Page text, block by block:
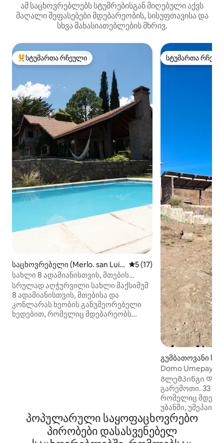
ამ საცხოვრებლებს სტუმრებისგან მიღებული აქვს
მაღალი შეფასებები მდებარეობის, სისუფთავისა და
სხვა მახასიათებლების მხრივ.
სტუმართა რჩეული მოწინავე ვარიანტი
სტუმართა რჩეული
საცხოვრებელი (Merlo. san Lui
s)
საშუალო შეფასებაა
5 (17)
სახლი 8 ადამიანისთვის, მთების
ხედებით და უნიკალური მზის ჩასვლის
ხედით
სრულად აღჭურვილი სახლი მაქსიმუმ
8 ადამიანისთვის, მთებისა და
კონლარას ხეობის განუმეორებელი
ხედებით, რომელიც მდებარეობს
ის იდეალურია ბუნებითა და
უნიკალური მზის ჩასვლის ხედებით
ტკბობისთვის — აქ არის ლამაზი
სტუმართა
სტუმართა
გუმბათოვანი
nto)
Domo Umepay -
Გლემპინგი Დატკბით ბუნებრივი
გარემოთი. 33 მ2
რომელიც
უბანში,
კალამუჩიტადან
არის
ადგილი,
პოპულარული საყოფაცხოვრებო
პირობები დასასვენებელ